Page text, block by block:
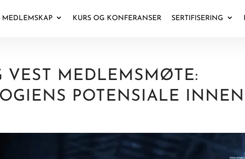
MEDLEMSKAP KURS OG KONFERANSER SERTIFISERING
VEST MEDLEMSMØTE:
POTENSIALE